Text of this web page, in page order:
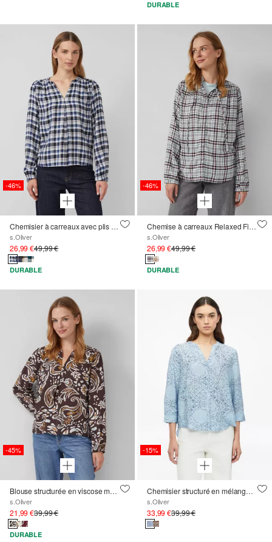
DURABLE
-46%
Chemisier à carreaux avec plis et poignets élastiques
s.Oliver
26,99 €49,99 €
DURABLE
-46%
Chemise à carreaux Relaxed Fit avec col à volants
s.Oliver
26,99 €49,99 €
DURABLE
-45%
Blouse structurée en viscose mélangée avec un imprimé all-over
s.Oliver
21,99 €39,99 €
DURABLE
-15%
Chemisier structuré en mélange de viscose
s.Oliver
33,99 €39,99 €